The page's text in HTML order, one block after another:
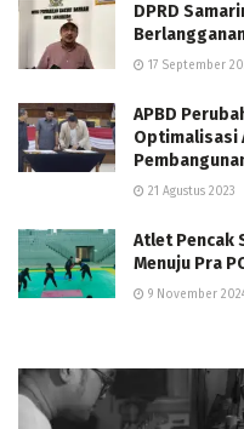
DPRD
17 September
APBD
Optimalisasi
21 Agustus 2023
Atlet Pencak
Menuju Pra
9 November